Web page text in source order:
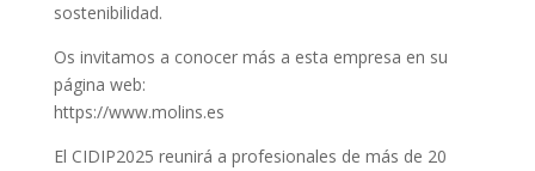
sostenibilidad.
Os invitamos a conocer más a esta empresa en su
página web:
https://www.molins.es
El CIDIP2025 reunirá a profesionales de más de 20